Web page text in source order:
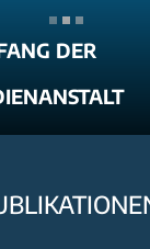
DER